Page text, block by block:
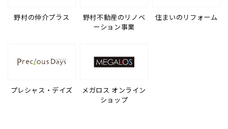
野村の仲介プラス
野村不動産のリノベ
ーション事業
住まいのリフォーム
プレシャス・デイズ
メガロス オンライン
ショップ